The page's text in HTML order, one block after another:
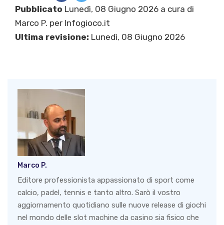
Pubblicato Lunedì, 08 Giugno 2026 a cura di
Marco P. per Infogioco.it
Ultima revisione: Lunedì, 08 Giugno 2026
Marco P.
Editore professionista appassionato di sport come
calcio, padel, tennis e tanto altro. Sarò il vostro
aggiornamento quotidiano sulle nuove release di giochi
nel mondo delle slot machine da casino sia fisico che